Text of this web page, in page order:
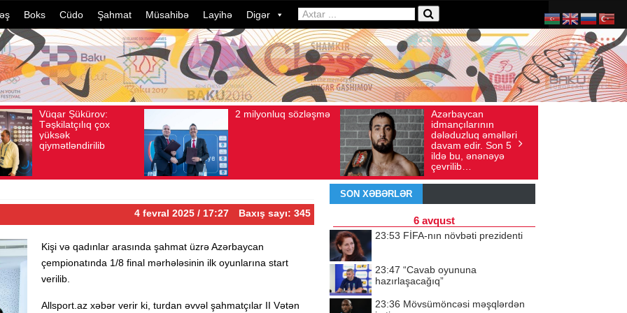
Boks Cüdo Şahmat Müsahibə Layihə Digər
2 milyonluq sözləşmə
Baxış sayı: 80
Avqust 04, 2026
Azərbaycan
idmançılarının
dələduzluq əməlləri
davam edir. Son 5
ildə bu, ənənəyə
Baxış sayı: 136
Avqust 04, 2026
Ad gününü vətənində
qeyd etməsə də,
ürəyi hər zaman
doğma yurdu ilə
döyünür
İyul 30, 2026
4 fevral 2025 / 17:27 Baxış sayı: 345
Kişi və qadınlar arasında şahmat üzrə Azərbaycan
çempionatında 1/8 final mərhələsinin ilk oyunlarına start
verilib.
Allsport.az xəbər verir ki, turdan əvvəl şahmatçılar II Vətən
SON XƏBƏRLƏR
6 avqust
23:53 FİFA-nın növbəti prezidenti
23:47 “Cavab oyununa
hazırlaşacağıq”
23:36 Mövsümöncəsi məşqlərdən